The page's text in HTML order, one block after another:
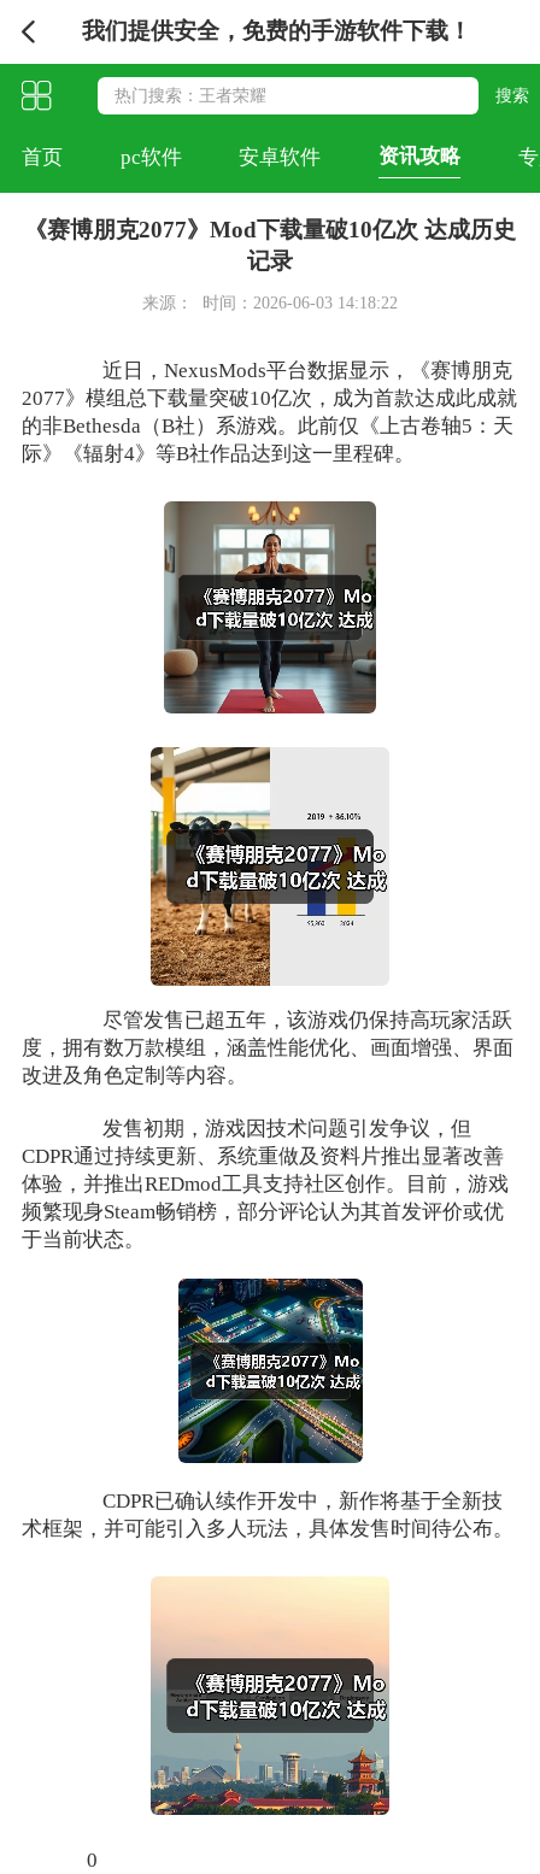
我们提供安全，免费的手游软件下载！
首页 pc软件 安卓软件 资讯攻略
‌《赛博朋克2077》Mod下载量破10亿次 达成历史
记录
来源： 时间：2026-06-03 14:18:22
近日，NexusMods平台数据显示，《赛博朋克
2077》模组总下载量突破10亿次，成为首款达成此成就
的非Bethesda（B社）系游戏。此前仅《上古卷轴5：天
际》《辐射4》等B社作品达到这一里程碑。
尽管发售已超五年，该游戏仍保持高玩家活跃
度，拥有数万款模组，涵盖性能优化、画面增强、界面
改进及角色定制等内容。
发售初期，游戏因技术问题引发争议，但
CDPR通过持续更新、系统重做及资料片推出显著改善
体验，并推出REDmod工具支持社区创作。目前，游戏
频繁现身Steam畅销榜，部分评论认为其首发评价或优
于当前状态。
CDPR已确认续作开发中，新作将基于全新技
术框架，并可能引入多人玩法，具体发售时间待公布。
0